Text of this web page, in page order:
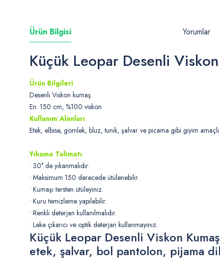
Ürün Bilgisi Yorumlar
Küçük Leopar Desenli
Ürün Bilgileri
Desenli Viskon kumaş.
En: 150 cm, %100 viskon
Kullanım Alanları
Etek, elbise, gömlek, bluz, tunik, şalvar ve picama gibi giyim
Yıkama Talimatı
• 30° de yıkanmalıdır.
• Maksimum 150 derecede ütülenebilir.
• Kumaşı tersten ütüleyiniz.
• Kuru temizleme yapılabilir.
• Renkli deterjan kullanılmalıdır.
• Leke çıkarıcı ve optik deterjan kullanmayınız.
Küçük Leopar Desenli Viskon
etek, şalvar, bol pantolon, pijama